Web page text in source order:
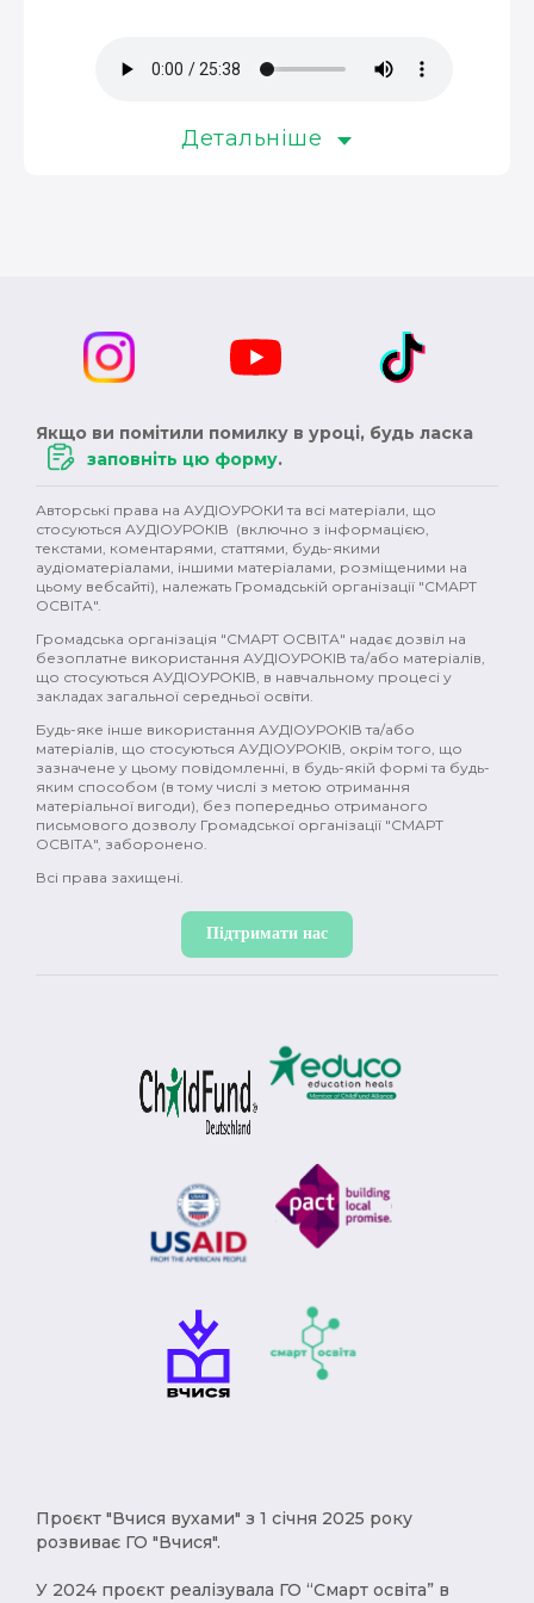
колонізація (3) росія (3) революція (3)
історичний роман (2) Англія (2) XVII ст. (2)
Британія (2) права людини (2) варвари (2)
поівсть (2) комедія (2) історія (2)
Україна (2) промислова революція (2)
Японія (2) Давня Греція (2) природа (2)
фемінізм (2) меценати (2) емоції (2)
гормони (2) мозок (2) зміни в тілі (2)
секс (2) міти (2) контрацепція (2)
менструація (2) нацисти (2) Океанія (2)
глобальне потепління (2)
ісламський світ (1)
Рузвельт (1) Холодна війна (1)
Римська імперія (1)
депортація (1)
рухи опору (1) Африка (1)
Карпатська Україна (1)
імпресіонізм (1)
історичні твори (1) Русь (1) кримці (1)
Євген Чикаленко (1)
деокупація (1) работоргівля (1)
винаходи (1) народи (1) українці (1)
Детальніше
Якщо ви помітили помилку в уроці, будь ласка
заповніть цю форму.
Авторські права на АУДІОУРОКИ та всі матеріали, що
стосуються АУДІОУРОКІВ (включно з інформацією,
текстами, коментарями, статтями, будь-якими
аудіоматеріалами, іншими матеріалами, розміщеними на
цьому вебсайті), належать Громадській організації "СМАРТ
ОСВІТА".
Громадська організація "СМАРТ ОСВІТА" надає дозвіл на
безоплатне використання АУДІОУРОКІВ та/або матеріалів,
що стосуються АУДІОУРОКІВ, в навчальному процесі у
закладах загальної середньої освіти.
Будь-яке інше використання АУДІОУРОКІВ та/або
матеріалів, що стосуються АУДІОУРОКІВ, окрім того, що
зазначене у цьому повідомленні, в будь-якій формі та будь-
яким способом (в тому числі з метою отримання
матеріальної вигоди), без попередньо отриманого
письмового дозволу Громадської організації "СМАРТ
ОСВІТА", заборонено.
Всі права захищені.
Підтримати нас
Проєкт "Вчися вухами" з 1 січня 2025 року
розвиває ГО "Вчися".
У 2024 проєкт реалізувала ГО “Смарт освіта” в